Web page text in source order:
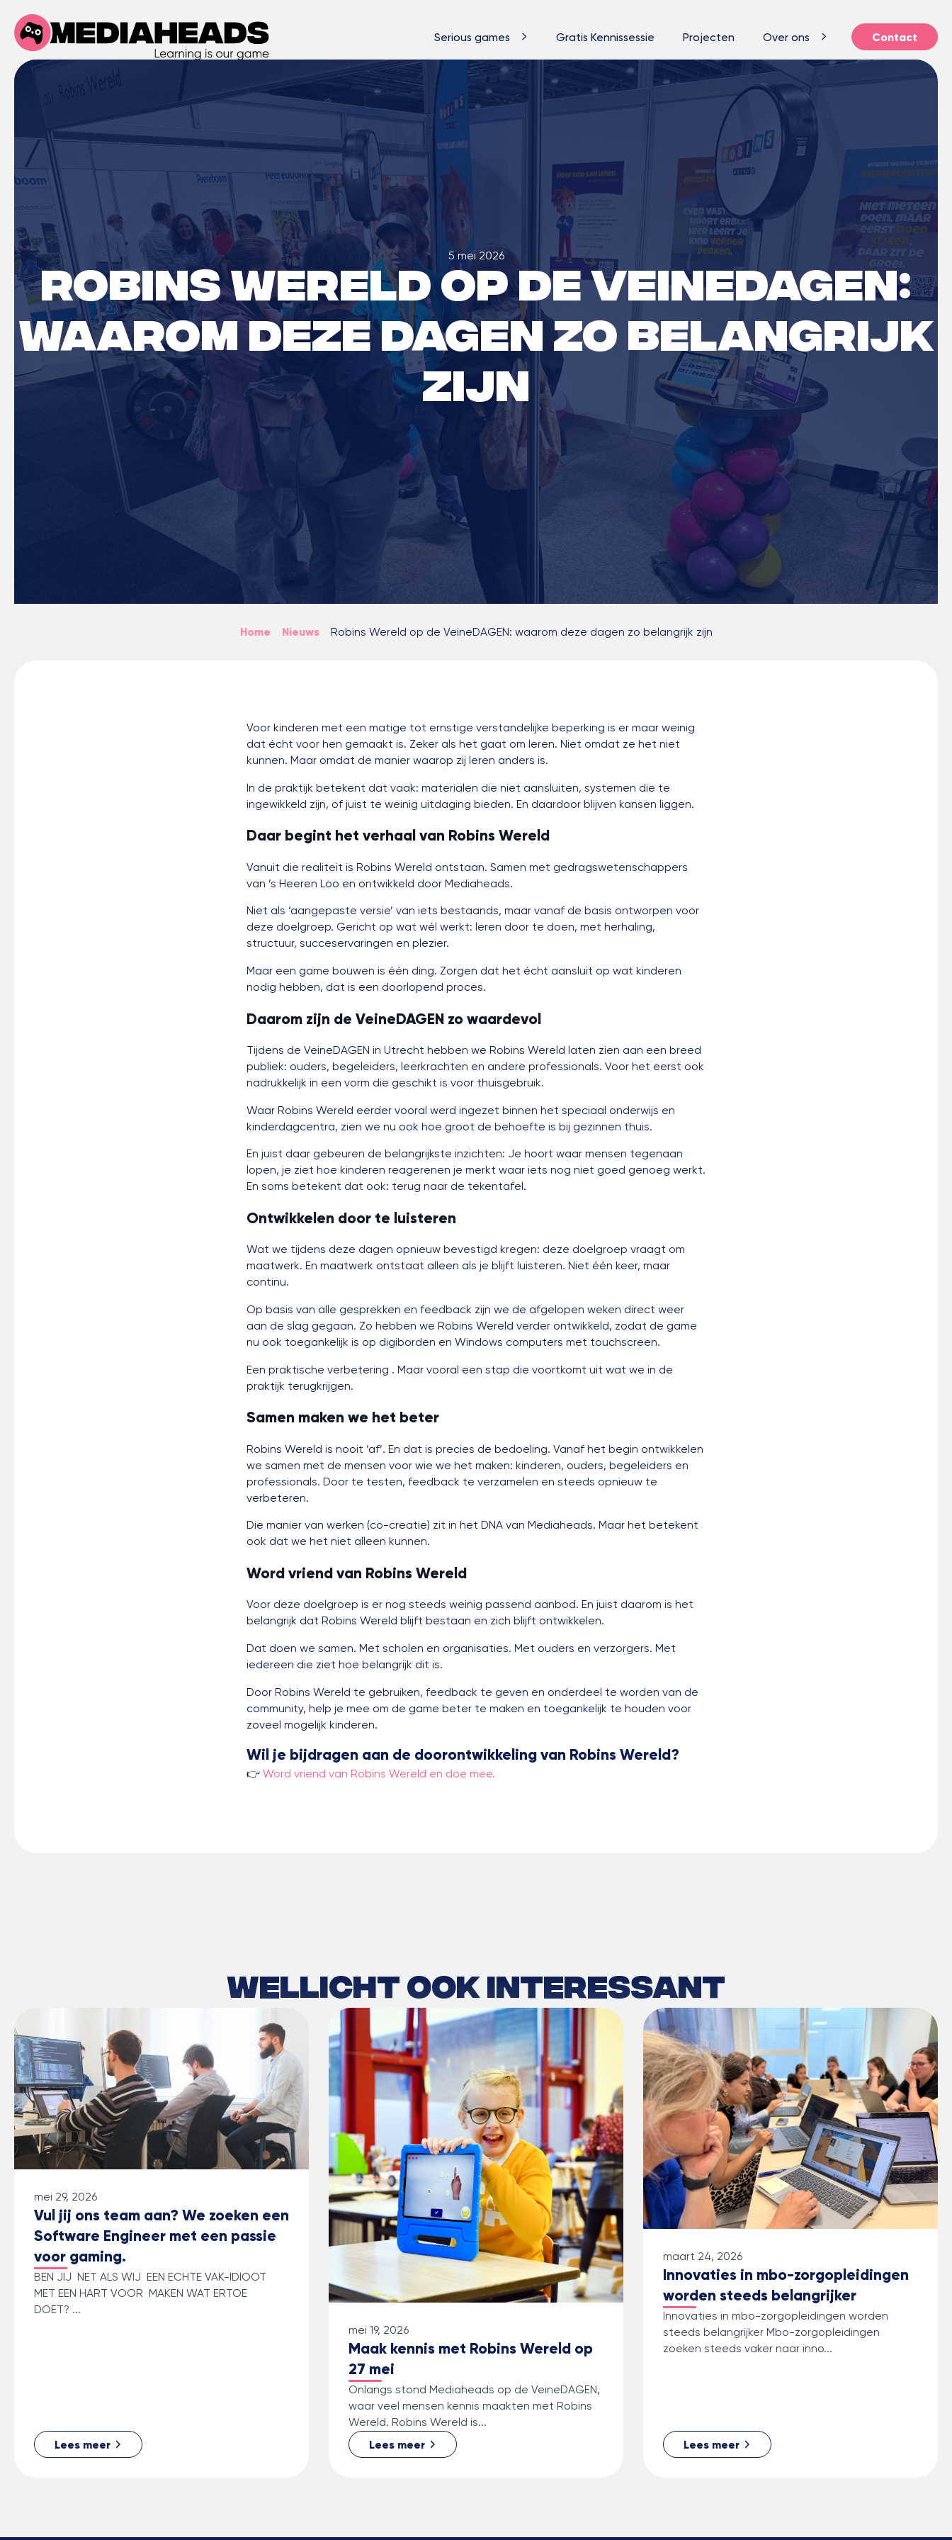
Serious games Gratis Kennissessie Projecten Over ons Contact
5 mei 2026
Robins Wereld op de VeineDAGEN:
waarom deze dagen zo belangrijk
zijn
Home Nieuws> Robins Wereld op de VeineDAGEN: waarom deze dagen zo belangrijk zijn
Voor kinderen met een matige tot ernstige verstandelijke beperking is er maar weinig
dat écht voor hen gemaakt is. Zeker als het gaat om leren. Niet omdat ze het niet
kunnen. Maar omdat de manier waarop zij leren anders is.
In de praktijk betekent dat vaak: materialen die niet aansluiten, systemen die te
ingewikkeld zijn, of juist te weinig uitdaging bieden. En daardoor blijven kansen liggen.
Daar begint het verhaal van Robins Wereld
Vanuit die realiteit is Robins Wereld ontstaan. Samen met gedragswetenschappers
van ’s Heeren Loo en ontwikkeld door Mediaheads.
Niet als ‘aangepaste versie’ van iets bestaands, maar vanaf de basis ontworpen voor
deze doelgroep. Gericht op wat wél werkt: leren door te doen, met herhaling,
structuur, succeservaringen en plezier.
Maar een game bouwen is één ding. Zorgen dat het écht aansluit op wat kinderen
nodig hebben, dat is een doorlopend proces.
Daarom zijn de VeineDAGEN zo waardevol
Tijdens de VeineDAGEN in Utrecht hebben we Robins Wereld laten zien aan een breed
publiek: ouders, begeleiders, leerkrachten en andere professionals. Voor het eerst ook
nadrukkelijk in een vorm die geschikt is voor thuisgebruik.
Waar Robins Wereld eerder vooral werd ingezet binnen het speciaal onderwijs en
kinderdagcentra, zien we nu ook hoe groot de behoefte is bij gezinnen thuis.
En juist daar gebeuren de belangrijkste inzichten: Je hoort waar mensen tegenaan
lopen, je ziet hoe kinderen reagerenen je merkt waar iets nog niet goed genoeg werkt.
En soms betekent dat ook: terug naar de tekentafel.
Ontwikkelen door te luisteren
Wat we tijdens deze dagen opnieuw bevestigd kregen: deze doelgroep vraagt om
maatwerk. En maatwerk ontstaat alleen als je blijft luisteren. Niet één keer, maar
continu.
Op basis van alle gesprekken en feedback zijn we de afgelopen weken direct weer
aan de slag gegaan. Zo hebben we Robins Wereld verder ontwikkeld, zodat de game
nu ook toegankelijk is op digiborden en Windows computers met touchscreen.
Een praktische verbetering . Maar vooral een stap die voortkomt uit wat we in de
praktijk terugkrijgen.
Samen maken we het beter
Robins Wereld is nooit ‘af’. En dat is precies de bedoeling. Vanaf het begin ontwikkelen
we samen met de mensen voor wie we het maken: kinderen, ouders, begeleiders en
professionals. Door te testen, feedback te verzamelen en steeds opnieuw te
verbeteren.
Die manier van werken (co-creatie) zit in het DNA van Mediaheads. Maar het betekent
ook dat we het niet alleen kunnen.
Word vriend van Robins Wereld
Voor deze doelgroep is er nog steeds weinig passend aanbod. En juist daarom is het
belangrijk dat Robins Wereld blijft bestaan en zich blijft ontwikkelen.
Dat doen we samen. Met scholen en organisaties. Met ouders en verzorgers. Met
iedereen die ziet hoe belangrijk dit is.
Door Robins Wereld te gebruiken, feedback te geven en onderdeel te worden van de
community, help je mee om de game beter te maken en toegankelijk te houden voor
zoveel mogelijk kinderen.
Wil je bijdragen aan de doorontwikkeling van Robins Wereld?
👉 Word vriend van Robins Wereld en doe mee.
Wellicht ook interessant
mei 29, 2026
Vul jij ons team aan? We zoeken een
Software Engineer met een passie
voor gaming.
BEN JIJ NET ALS WIJ EEN ECHTE VAK-IDIOOT
MET EEN HART VOOR MAKEN WAT ERTOE
DOET? ...
Lees meer
mei 19, 2026
Maak kennis met Robins Wereld op
27 mei
Onlangs stond Mediaheads op de VeineDAGEN,
waar veel mensen kennis maakten met Robins
Wereld. Robins Wereld is...
Lees meer
maart 24, 2026
Innovaties in mbo-zorgopleidingen
worden steeds belangrijker
Innovaties in mbo-zorgopleidingen worden
steeds belangrijker Mbo-zorgopleidingen
zoeken steeds vaker naar inno...
Lees meer